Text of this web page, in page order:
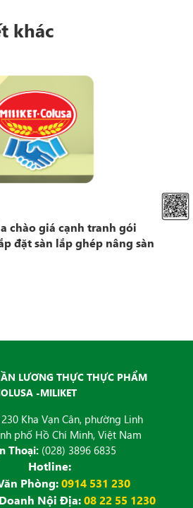
khác
chào giá cạnh tranh gói
đặt sàn lắp ghép nâng sàn
LƯƠNG THỰC THỰC PHẨM
-MILIKET
Kha Vạn Cân, phường Linh
phố Hồ Chí Minh, Việt Nam
Thoại:(028) 3896 6835
Hotline:
Phòng: 0914 531 230
Nội Địa:08 22 55 1230